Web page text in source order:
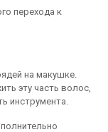
перехода к
на макушке.
эту часть волос,
инструмента.